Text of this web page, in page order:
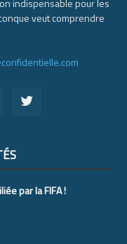
veut comprendre
par la FIFA !